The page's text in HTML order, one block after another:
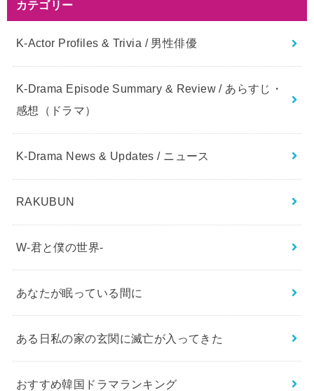
カテゴリー
K-Actor Profiles & Trivia / 男性俳優
K-Drama Episode Summary & Review / あらすじ・
感想（ドラマ）
K-Drama News & Updates / ニュース
RAKUBUN
W-君と僕の世界-
あなたが眠っている間に
ある日私の家の玄関に滅亡が入ってきた
おすすめ韓国ドラマランキング